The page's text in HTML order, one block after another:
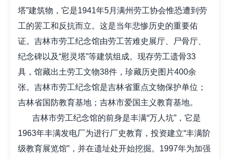
塔”建筑物，它是1941年5月满州劳工协会惟恐遭到劳
工的罢工和反抗而立。这是当年悲惨历史的重要佑
证。吉林市劳工纪念馆由劳工苦难史展厅、尸骨厅、
纪念碑以及“慰灵塔”等建筑组成。现存劳工遗骨33
具，馆藏出土劳工文物38件，珍藏历史图片400余
张。吉林市劳工纪念馆是吉林省重点文物保护单位；
吉林省国防教育基地；吉林市爱国主义教育基地。
吉林市劳工纪念馆的前身是丰满“万人坑”，它是
1963年丰满发电厂为进行厂史教育，投资建立“丰满阶
级教育展览馆”，并在遗址处开始挖掘。1997年为加强